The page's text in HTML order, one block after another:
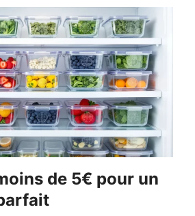
de 5€ pour un